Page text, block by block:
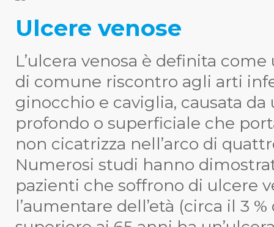
Ulcere venose
L’ulcera venosa è definita
di comune riscontro agli arti
ginocchio e caviglia, causata
profondo o superficiale che
non cicatrizza nell’arco di
Numerosi studi hanno
pazienti che soffrono di ulcere
l’aumentare dell’età (circa il 3